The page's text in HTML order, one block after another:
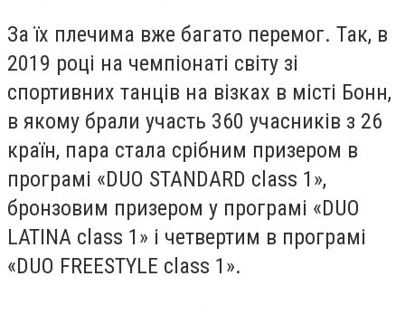
За їх плечима вже багато перемог. Так, в
2019 році на чемпіонаті світу зі
спортивних танців на візках в місті Бонн,
в якому брали участь 360 учасників з 26
країн, пара стала срібним призером в
програмі «DUO STANDARD class 1»,
бронзовим призером у програмі «DUO
LATINA class 1» і четвертим в програмі
«DUO FREESTYLE class 1».